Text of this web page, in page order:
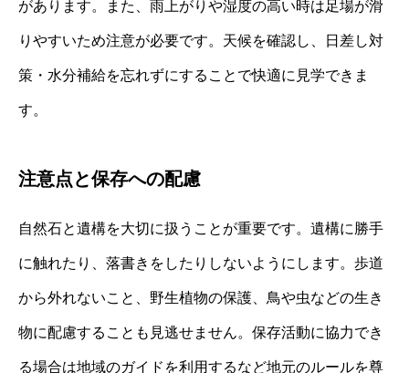
があります。また、雨上がりや湿度の高い時は足場が滑
りやすいため注意が必要です。天候を確認し、日差し対
策・水分補給を忘れずにすることで快適に見学できま
す。
注意点と保存への配慮
自然石と遺構を大切に扱うことが重要です。遺構に勝手
に触れたり、落書きをしたりしないようにします。歩道
から外れないこと、野生植物の保護、鳥や虫などの生き
物に配慮することも見逃せません。保存活動に協力でき
る場合は地域のガイドを利用するなど地元のルールを尊